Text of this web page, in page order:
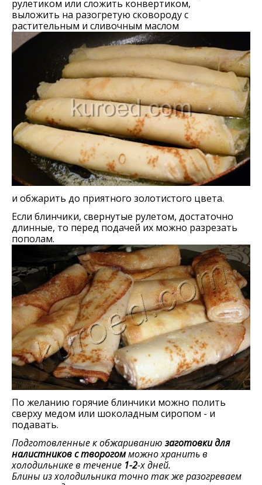
рулетиком или сложить конвертиком,
выложить на разогретую сковороду с
растительным и сливочным маслом
и обжарить до приятного золотистого цвета.
Если блинчики, свернутые рулетом, достаточно
длинные, то перед подачей их можно разрезать
пополам.
По желанию горячие блинчики можно полить
сверху медом или шоколадным сиропом - и
подавать.
Подготовленные к обжариванию заготовки для
налистников с творогомможно хранить в
холодильнике в течение 1-2-х дней.
Блины из холодильника точно так же разогреваем